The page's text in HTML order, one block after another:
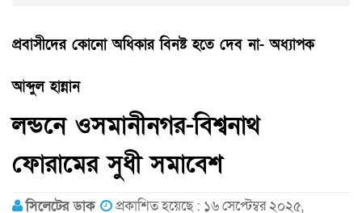
প্রবাসীদের কোনো অধিকার বিনষ্ট হতে দেব না- অধ্যাপক
আব্দুল হান্নান
লন্ডনে ওসমানীনগর-বিশ্বনাথ
ফোরামের সুধী সমাবেশ
সিলেটের ডাক
প্রকাশিত হয়েছে : ১৬ সেপ্টেম্বর ২০২৫,